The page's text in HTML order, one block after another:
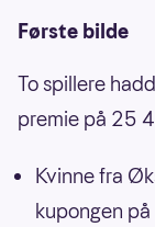
Første bilde
To spillere
premie på 25
Kvinne fra
kupongen